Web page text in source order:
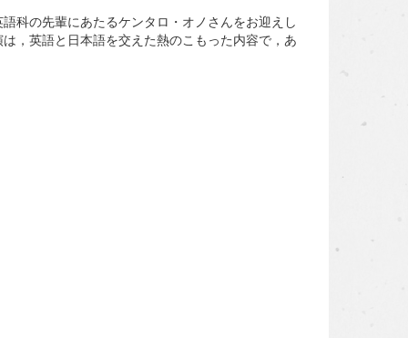
科の先輩にあたるケンタロ・オノさんをお迎えし
，英語と日本語を交えた熱のこもった内容で，あ